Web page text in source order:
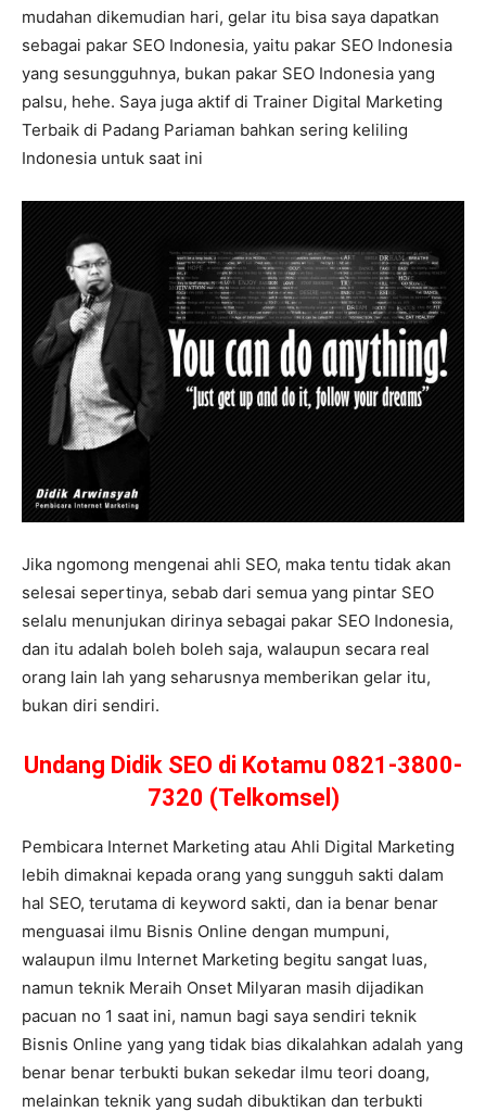
mudahan dikemudian hari, gelar itu bisa saya dapatkan
sebagai pakar SEO Indonesia, yaitu pakar SEO Indonesia
yang sesungguhnya, bukan pakar SEO Indonesia yang
palsu, hehe. Saya juga aktif di Trainer Digital Marketing
Terbaik di Padang Pariaman bahkan sering keliling
Indonesia untuk saat ini
Jika ngomong mengenai ahli SEO, maka tentu tidak akan
selesai sepertinya, sebab dari semua yang pintar SEO
selalu menunjukan dirinya sebagai pakar SEO Indonesia,
dan itu adalah boleh boleh saja, walaupun secara real
orang lain lah yang seharusnya memberikan gelar itu,
bukan diri sendiri.
Undang Didik SEO di Kotamu 0821-3800-
7320 (Telkomsel)
Pembicara Internet Marketing atau Ahli Digital Marketing
lebih dimaknai kepada orang yang sungguh sakti dalam
hal SEO, terutama di keyword sakti, dan ia benar benar
menguasai ilmu Bisnis Online dengan mumpuni,
walaupun ilmu Internet Marketing begitu sangat luas,
namun teknik Meraih Onset Milyaran masih dijadikan
pacuan no 1 saat ini, namun bagi saya sendiri teknik
Bisnis Online yang yang tidak bias dikalahkan adalah yang
benar benar terbukti bukan sekedar ilmu teori doang,
melainkan teknik yang sudah dibuktikan dan terbukti